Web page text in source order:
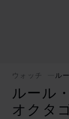
ウォッチ ル
ルール
オクタ